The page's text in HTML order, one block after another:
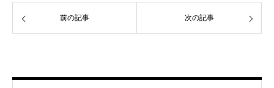
前の記事 次の記事